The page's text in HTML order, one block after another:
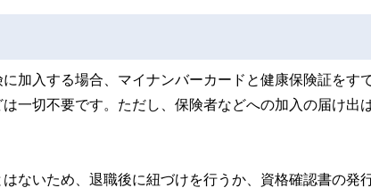
加入する場合、マイナンバーカードと健康保険証をす
一切不要です。ただし、保険者などへの加入の届け出
ないため、退職後に紐づけを行うか、資格確認書の発